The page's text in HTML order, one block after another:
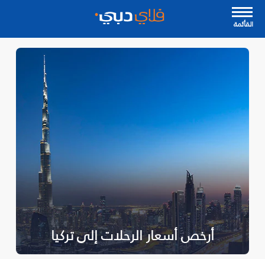
القأئمة
أرخص أسعار الرحلات إلى تركيا